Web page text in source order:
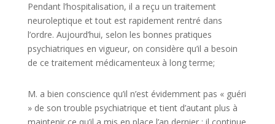
Pendant l’hospitalisation, il a reçu un traitement
neuroleptique et tout est rapidement rentré dans
l’ordre. Aujourd’hui, selon les bonnes pratiques
psychiatriques en vigueur, on considère qu’il a besoin
de ce traitement médicamenteux à long terme;
M. a bien conscience qu’il n’est évidemment pas « guéri
» de son trouble psychiatrique et tient d’autant plus à